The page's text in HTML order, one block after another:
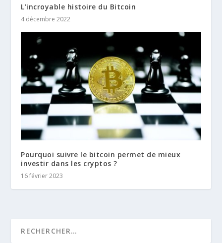
L’incroyable histoire du Bitcoin
4 décembre 2022
Pourquoi suivre le bitcoin permet de mieux
investir dans les cryptos ?
16 février 2023